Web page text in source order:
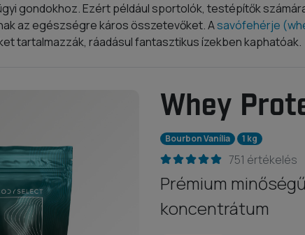
gondokhoz. Ezért például sportolók, testépítők
az egészségre káros összetevőket. Asavófehérje
tartalmazzák, ráadásul fantasztikus ízekben kaphatóak.
Whey
Bourbon Vanília 1 kg
751 értékelés
Prémium
koncentrátum